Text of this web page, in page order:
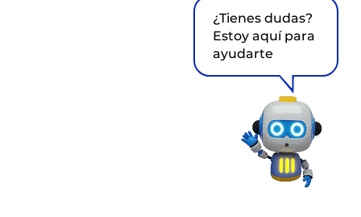
¿Tienes dudas?
Estoy aquí para
ayudarte